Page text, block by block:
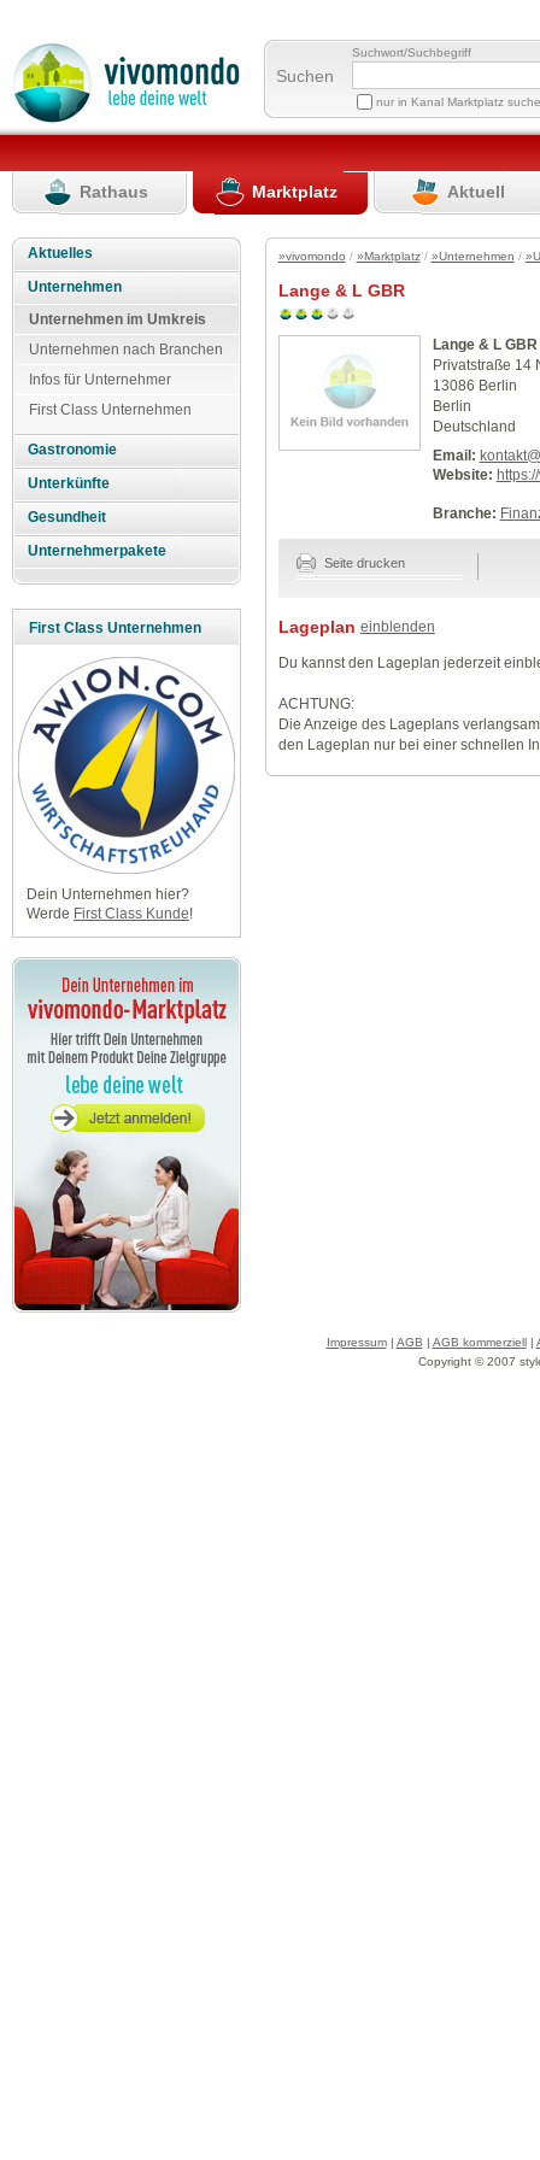
Suchen
Suchwort/Suchbegriff
nur in Kanal Marktplatz
Rathaus Marktplatz Aktuell
Aktuelles
Unternehmen
Unternehmen im Umkreis
Unternehmen nach Branchen
Infos für Unternehmer
First Class Unternehmen
Gastronomie
Unterkünfte
Gesundheit
Unternehmerpakete
First Class Unternehmen
Dein Unternehmen hier?
Werde First Class Kunde!
»vivomondo / »Marktplatz/ »Unternehmen /
Lange & L GBR
Lange & L GBR
Privatstraße 14
13086 Berlin
Berlin
Deutschland
Email:
Website:
Branche:
Seite drucken
Lageplan einblenden
Du kannst den Lageplan jederzeit
ACHTUNG:
Die Anzeige des Lageplans
den Lageplan nur bei einer schnellen
Impressum| AGB | AGB kommerziell|
Copyright © 2007